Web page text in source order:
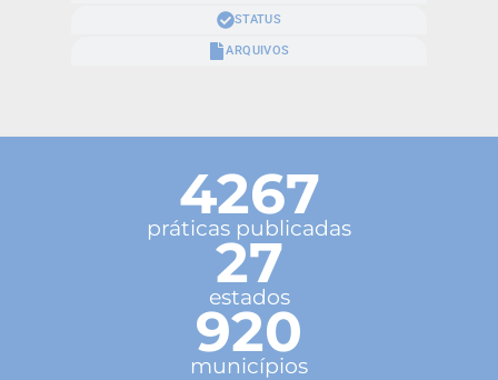
STATUS
ARQUIVOS
4267
práticas publicadas
27
estados
920
municípios